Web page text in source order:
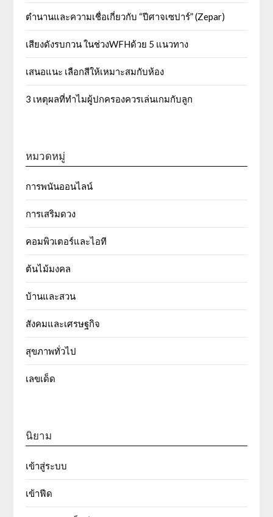
ตำนานและความเชื่อเกี่ยวกับ “ปีศาจเซปาร์” (Zepar)
เสียงดังรบกวน ในช่วงWFHด้วย 5 แนวทาง
เสนอแนะ เลือกสีให้เหมาะสมกับห้อง
3 เหตุผลที่ทำไมผู้ปกครองควรเล่นเกมกับลูก
หมวดหมู่
การพนันออนไลน์
การเสริมดวง
คอมพิวเตอร์และไอที
ต้นไม้มงคล
บ้านและสวน
สังคมและเศรษฐกิจ
สุขภาพทั่วไป
เลขเด็ด
นิยาม
เข้าสู่ระบบ
เข้าฟีด